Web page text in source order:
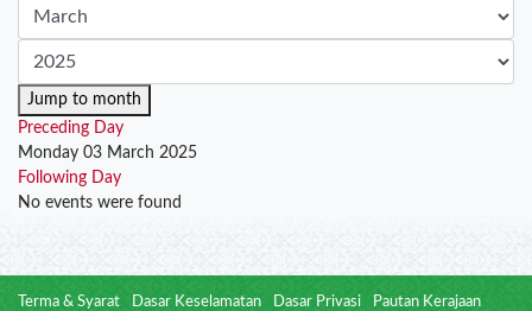
Jump to month
Preceding Day
Monday 03 March 2025
Following Day
No events were found
Terma & Syarat Dasar Keselamatan Dasar Privasi Pautan Kerajaan